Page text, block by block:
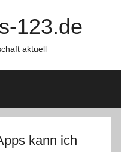
123.de
aktuell
kann ich